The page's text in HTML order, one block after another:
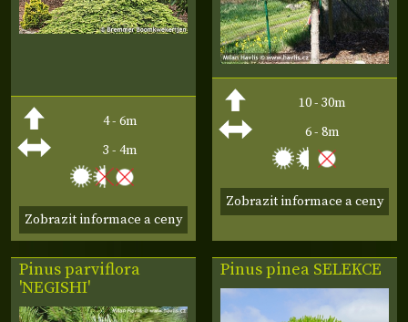
4 - 6m
3 - 4m
Zobrazit informace a ceny
10 - 30m
6 - 8m
Zobrazit informace a ceny
Pinus parviflora
'NEGISHI'
Pinus pinea SELEKCE